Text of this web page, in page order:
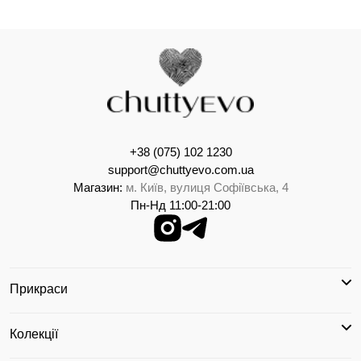
+38 (075) 102 1230
support@chuttyevo.com.ua
Магазин: м. Київ, вулиця Софіївська, 4
Пн-Нд 11:00-21:00
Прикраси
Колекції